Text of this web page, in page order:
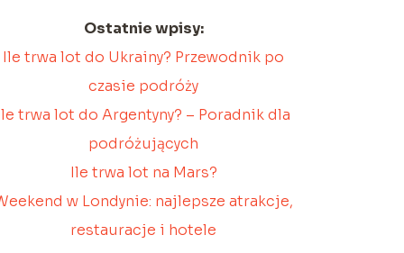
Ostatnie wpisy:
Ile trwa lot do Ukrainy? Przewodnik po
czasie podróży
trwa lot do Argentyny? – Poradnik dla
podróżujących
Ile trwa lot na Mars?
w Londynie: najlepsze atrakcje,
restauracje i hotele